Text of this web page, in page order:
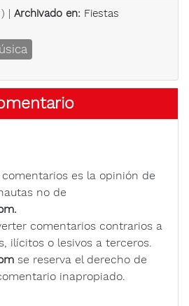
) | Archivado en: Fiestas
es la opinión de
no de
comentarios contrarios a
ilícitos o lesivos a terceros.
se reserva el derecho de
inapropiado.